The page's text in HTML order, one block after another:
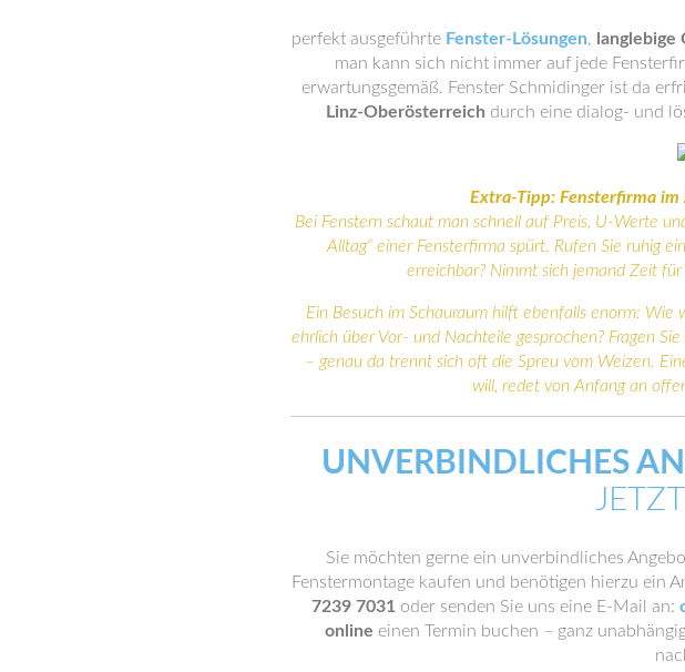
perfekt ausgeführte Fenster-Lösungen,
man kann sich nicht immer auf jede
erwartungsgemäß. Fenster Schmidinger ist da
Linz-Oberösterreich durch eine dialog- und
Extra-Tipp: Fensterfirma
Bei Fenstern schaut man schnell auf Preis, U-Werte
Alltag“ einer Fensterfirma spürt. Rufen Sie ruhig
erreichbar? Nimmt sich jemand Zeit
Ein Besuch im Schauraum hilft ebenfalls enorm:
ehrlich über Vor- und Nachteile gesprochen? Fragen
– genau da trennt sich oft die Spreu vom Weizen.
will, redet von Anfang an
UNVERBINDLICHES
Sie möchten gerne ein unverbindliches
Fenstermontage kaufen und benötigen hierzu ein
7239 7031oder senden Sie uns eine E-Mail an:
online einen Termin buchen – ganz